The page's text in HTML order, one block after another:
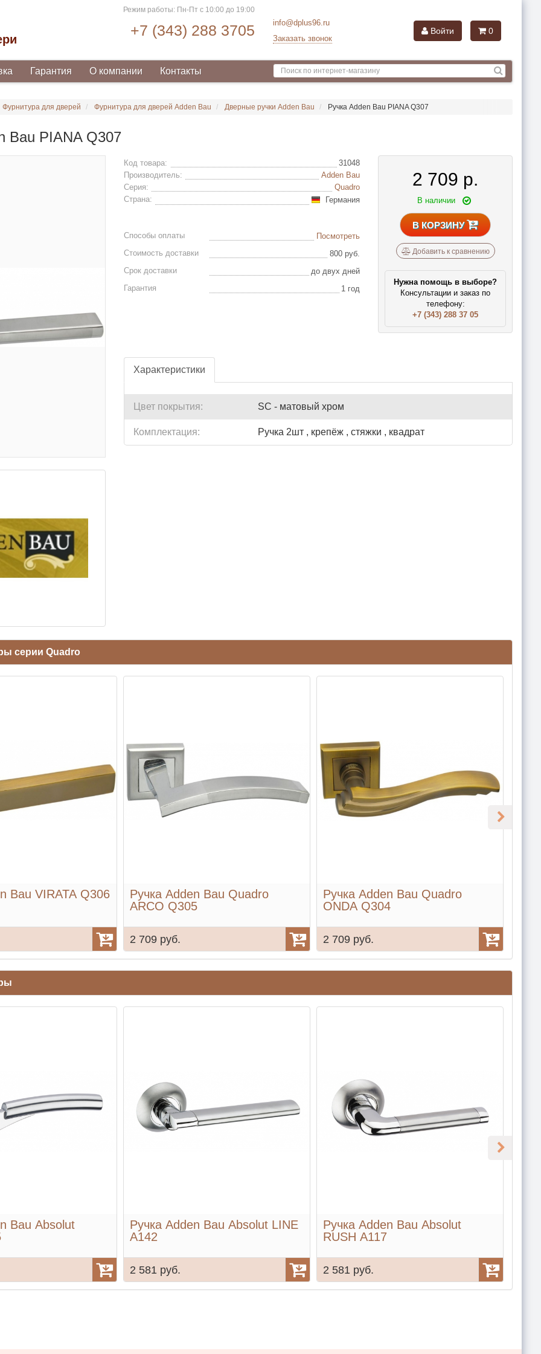
Режим работы: Пн-Пт с 10:00 до 19:00
+7 (343) 288 3705
info@dplus96.ru
Заказать звонок
Войти 0
Гарантия О компании Контакты
Фурнитура для дверей Фурнитура для дверей Adden Bau Дверные ручки Adden Bau Ручка Adden Bau PIANA Q307
Bau PIANA Q307
Код товара:
31048
Производитель:
Adden Bau
Серия:
Quadro
Страна:
Германия
Способы оплаты
Посмотреть
Стоимость доставки
800 руб.
Срок доставки
до двух дней
Гарантия
1 год
2 709 р.
В наличии
В КОРЗИНУ
Добавить к сравнению
Нужна помощь в выборе?
Консультации и заказ по
телефону:
+7 (343) 288 37 05
Характеристики
Цвет покрытия: SC - матовый хром
Комплектация: Ручка 2шт , крепёж , стяжки , квадрат
серии Quadro
Bau VIRATA Q306
Ручка Adden Bau Quadro
ARCO Q305
2 709 руб.
Ручка Adden Bau Quadro
ONDA Q304
2 709 руб.
Bau Absolut
Ручка Adden Bau Absolut LINE
A142
2 581 руб.
Ручка Adden Bau Absolut
RUSH A117
2 581 руб.